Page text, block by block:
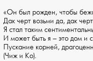
«Он был рожден, чтобы
Дак черт возьми да, дак
Я стал таким
И может быть я – это дом и
Пускание корней,
(Чиж и Ко).